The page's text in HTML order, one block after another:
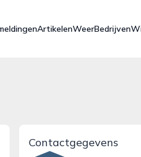
ArtikelenWeerBedrijven
Contactgegevens